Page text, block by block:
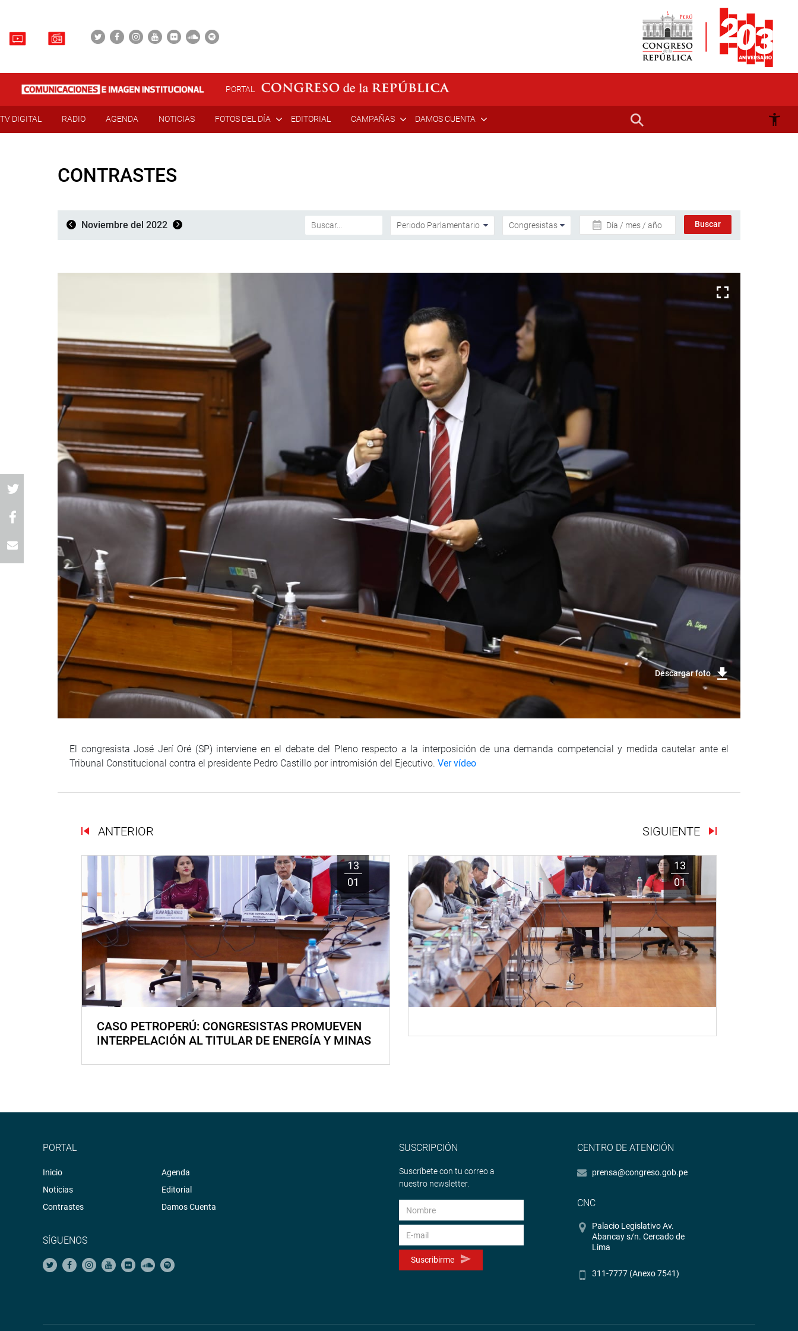
PORTAL
TV DIGITAL RADIO AGENDA NOTICIAS FOTOS DEL DÍA EDITORIAL CAMPAÑAS DAMOS CUENTA
CONTRASTES
Noviembre del 2022 Día / mes / año
Descargar foto
El congresista José Jerí Oré (SP) interviene en el debate del Pleno respecto a la interposición de una demanda competencial y medida cautelar ante el
Tribunal Constitucional contra el presidente Pedro Castillo por intromisión del Ejecutivo. Ver vídeo
ANTERIOR SIGUIENTE
13
01
CASO PETROPERÚ: CONGRESISTAS PROMUEVEN
INTERPELACIÓN AL TITULAR DE ENERGÍA Y MINAS
13
01
PORTAL
Inicio
Noticias
Contrastes
Agenda
Editorial
Damos Cuenta
SÍGUENOS
SUSCRIPCIÓN
Suscríbete con tu correo a
nuestro newsletter.
Suscribirme
CENTRO DE ATENCIÓN
prensa@congreso.gob.pe
CNC
Palacio Legislativo Av.
Abancay s/n. Cercado de
Lima
311-7777 (Anexo 7541)